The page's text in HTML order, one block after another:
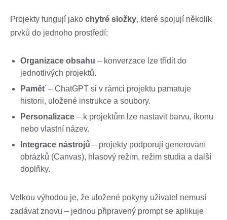
Projekty fungují jako chytré složky, které spojují několik
prvků do jednoho prostředí:
Organizace obsahu – konverzace lze třídit do
jednotlivých projektů.
Paměť – ChatGPT si v rámci projektu pamatuje
historii, uložené instrukce a soubory.
Personalizace – k projektům lze nastavit barvu, ikonu
nebo vlastní název.
Integrace nástrojů – projekty podporují generování
obrázků (Canvas), hlasový režim, režim studia a další
doplňky.
Velkou výhodou je, že uložené pokyny uživatel nemusí
zadávat znovu – jednou připravený prompt se aplikuje